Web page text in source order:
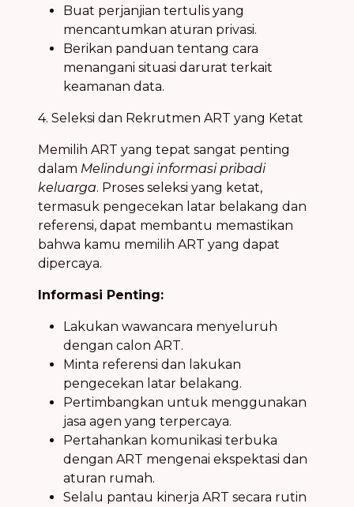
Buat perjanjian tertulis yang
mencantumkan aturan privasi.
Berikan panduan tentang cara
menangani situasi darurat terkait
keamanan data.
4. Seleksi dan Rekrutmen ART yang Ketat
Memilih ART yang tepat sangat penting
dalam Melindungi informasi pribadi
keluarga. Proses seleksi yang ketat,
termasuk pengecekan latar belakang dan
referensi, dapat membantu memastikan
bahwa kamu memilih ART yang dapat
dipercaya.
Informasi Penting:
Lakukan wawancara menyeluruh
dengan calon ART.
Minta referensi dan lakukan
pengecekan latar belakang.
Pertimbangkan untuk menggunakan
jasa agen yang terpercaya.
Pertahankan komunikasi terbuka
dengan ART mengenai ekspektasi dan
aturan rumah.
Selalu pantau kinerja ART secara rutin